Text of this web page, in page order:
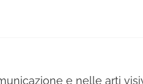
e nelle arti